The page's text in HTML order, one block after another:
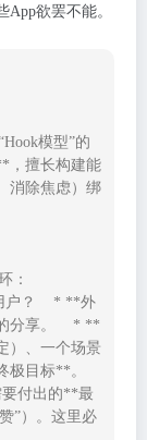
欲罢不能。
模型”的
，擅长构建能
消除焦虑）绑
：
？    * **外
享。    * **
）、一个场景
极目标**。
付出的**最
”）。这里必